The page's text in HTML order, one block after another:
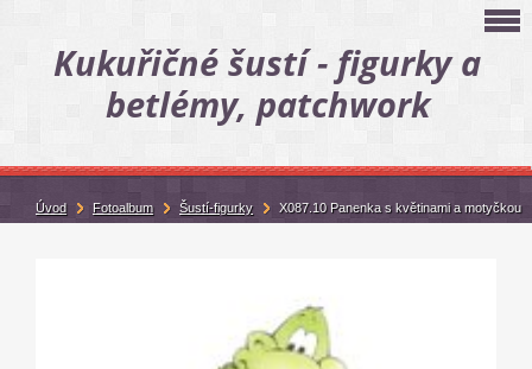
Kukuřičné šustí - figurky a
betlémy, patchwork
Úvod Fotoalbum Šustí-figurky X087.10 Panenka s květinami a motyčkou